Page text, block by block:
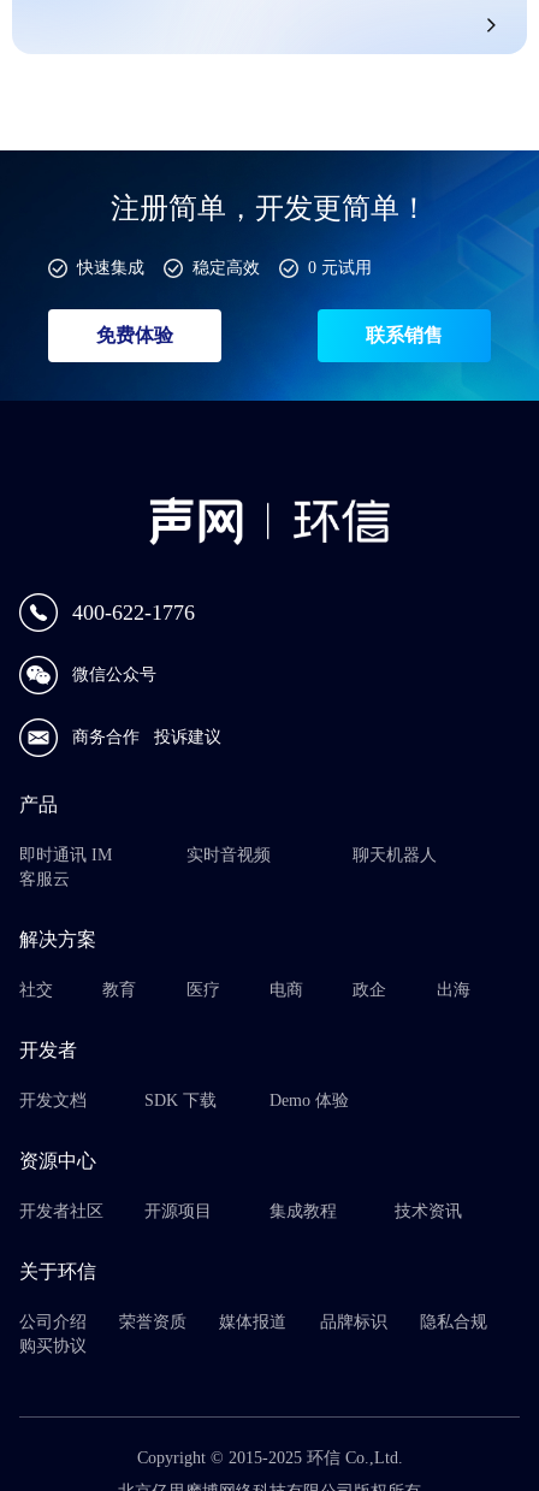
注册简单，开发更简单！
快速集成 稳定高效 0 元试用
免费体验 联系销售
400-622-1776
微信公众号
商务合作 投诉建议
产品
即时通讯 IM 实时音视频
聊天机器人
客服云
解决方案
社交 教育 医疗 电商 政企 出海
开发者
开发文档 SDK 下载 Demo 体验
资源中心
开发者社区 开源项目 集成教程 技术资讯
关于环信
公司介绍 荣誉资质 媒体报道 品牌标识
隐私合规
购买协议
Copyright © 2015-2025 环信 Co.,Ltd.